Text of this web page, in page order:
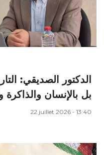
الدكتور الصديقي:
بل بالإنسان والذاكرة
22 juillet 2026 - 13:40